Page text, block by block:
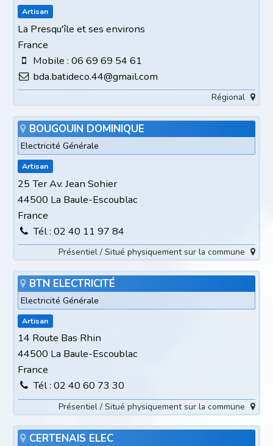
Artisan
La Presqu'île et ses environs
France
Mobile : 06 69 69 54 61
bda.batideco.44@gmail.com
Régional
BOUGOUIN DOMINIQUE
Electricité Générale
Artisan
25 Ter Av. Jean Sohier
44500 La Baule-Escoublac
France
Tél : 02 40 11 97 84
Présentiel / Situé physiquement sur la commune
BTN ELECTRICITÉ
Electricité Générale
Artisan
14 Route Bas Rhin
44500 La Baule-Escoublac
France
Tél : 02 40 60 73 30
Présentiel / Situé physiquement sur la commune
CERTENAIS ELEC